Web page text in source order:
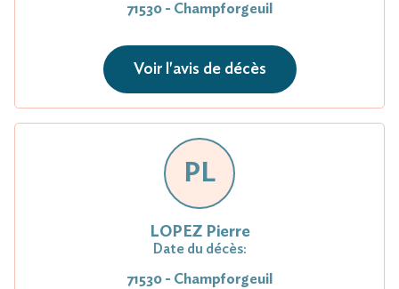
71530 - Champforgeuil
Voir l'avis de décès
PL
LOPEZ Pierre
Date du décès:
71530 - Champforgeuil